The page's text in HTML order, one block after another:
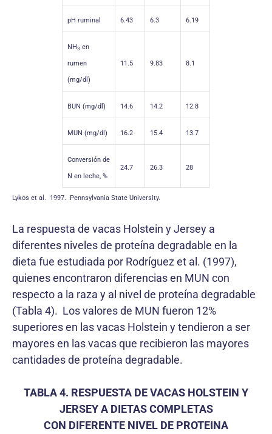
pH ruminal 6.43 6.3 6.19
NH3 en
rumen
(mg/dl)
11.5 9.83 8.1
BUN (mg/dl) 14.6 14.2 12.8
MUN (mg/dl) 16.2 15.4 13.7
Conversión de
N en leche, %
24.7 26.3 28
Lykos et al. 1997. Pennsylvania State University.
La respuesta de vacas Holstein y Jersey a
diferentes niveles de proteína degradable en la
dieta fue estudiada por Rodríguez et al. (1997),
quienes encontraron diferencias en MUN con
respecto a la raza y al nivel de proteína degradable
(Tabla 4). Los valores de MUN fueron 12%
superiores en las vacas Holstein y tendieron a ser
mayores en las vacas que recibieron las mayores
cantidades de proteína degradable.
TABLA 4. RESPUESTA DE VACAS HOLSTEIN Y
JERSEY A DIETAS COMPLETAS
CON DIFERENTE NIVEL DE PROTEINA